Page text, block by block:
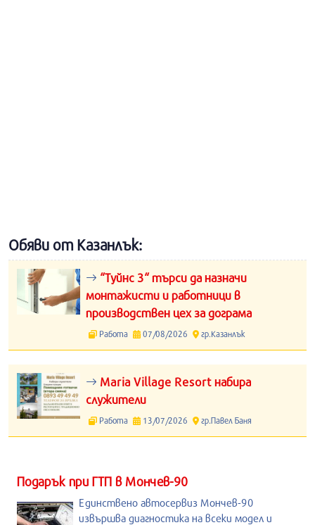
Обяви от Казанлък:
“Туйнс 3“ търси да назначи
монтажисти и работници в
производствен цех за дограма
Работа 07/08/2026 гр.Казанлък
Maria Village Resort набира
служители
Работа 13/07/2026 гр.Павел Баня
Подарък при ГТП в Мончев-90
Единствено автосервиз Мончев-90
извършва диагностика на всеки модел и